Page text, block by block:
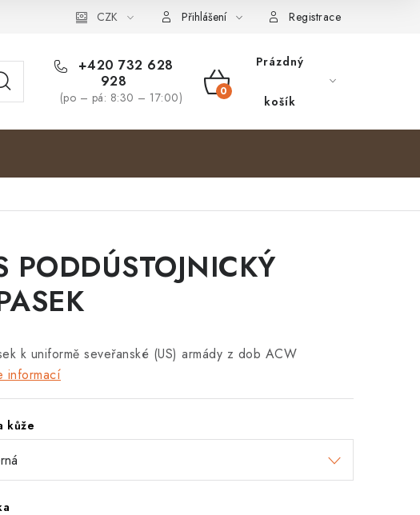
Moje objednávka
CZK Přihlášení Registrace
+420 732 628
928
(po – pá: 8:30 – 17:00)
NÁKUPNÍ
Prázdný
košík
PODDÚSTOJNICKÝ
k uniformě seveřanské (US) armády z dob ACW
informací
kůže